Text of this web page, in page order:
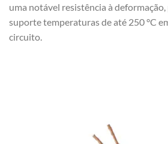
uma notável resistência à
suporte temperaturas de até 250 °C
circuito.